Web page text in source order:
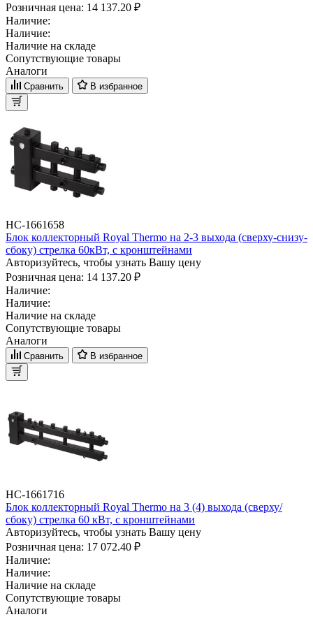
Розничная цена: 14 137.20 ₽
Наличие:
Наличие:
Наличие на складе
Сопутствующие товары
Аналоги
Сравнить В избранное
НС-1661658
Блок коллекторный Royal Thermo на 2-3 выхода (сверху-снизу-
сбоку) стрелка 60кВт, с кронштейнами
Авторизуйтесь, чтобы узнать Вашу цену
Розничная цена: 14 137.20 ₽
Наличие:
Наличие:
Наличие на складе
Сопутствующие товары
Аналоги
Сравнить В избранное
НС-1661716
Блок коллекторный Royal Thermo на 3 (4) выхода (сверху/
сбоку) стрелка 60 кВт, с кронштейнами
Авторизуйтесь, чтобы узнать Вашу цену
Розничная цена: 17 072.40 ₽
Наличие:
Наличие:
Наличие на складе
Сопутствующие товары
Аналоги